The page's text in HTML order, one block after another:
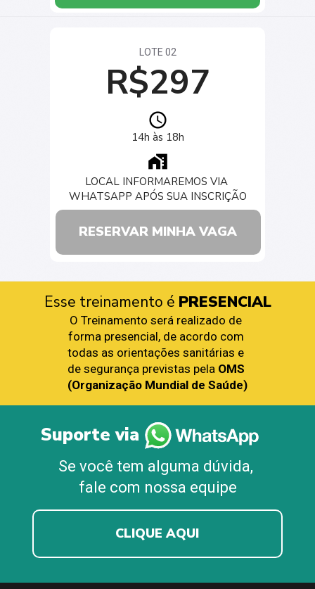
RESERVAR MINHA VAGA
R$297
LOTE 02
14h às 18h
LOCAL INFORMAREMOS VIA
WHATSAPP APÓS SUA INSCRIÇÃO
Esse treinamento é PRESENCIAL
O Treinamento será realizado de
forma presencial, de acordo com
todas as orientações sanitárias e
de segurança previstas pela OMS
(Organização Mundial de Saúde)
Suporte via
CLIQUE AQUI
Se você tem alguma dúvida,
fale com nossa equipe